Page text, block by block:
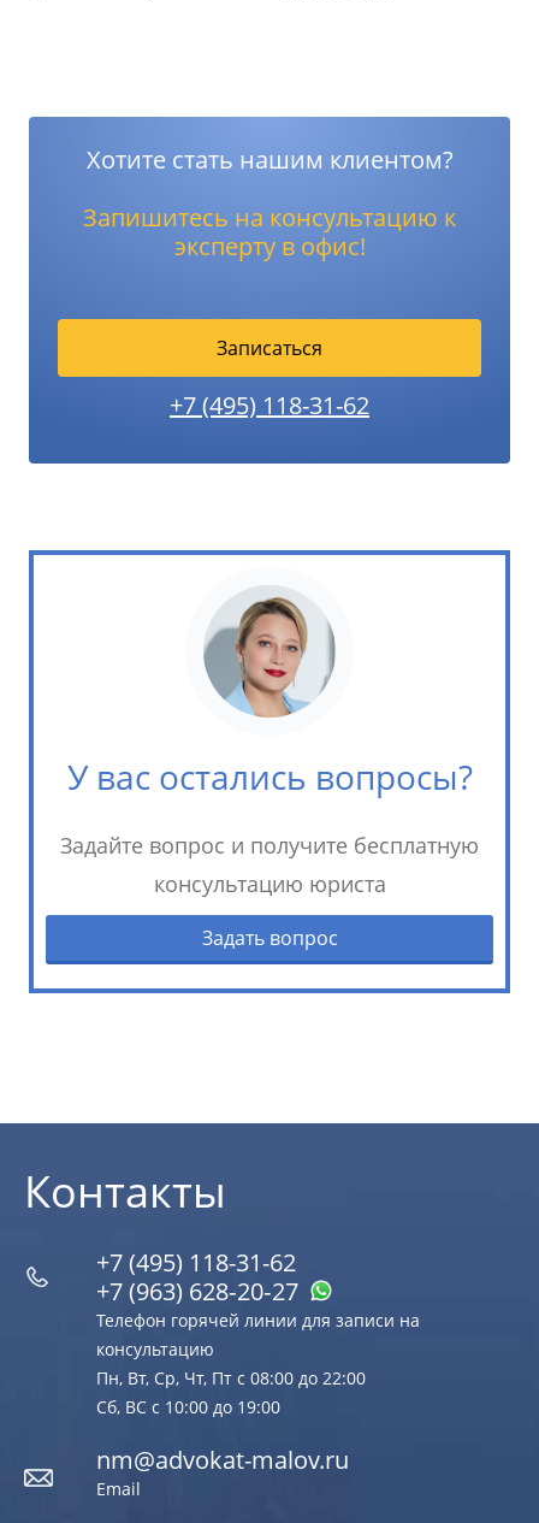
Хотите стать нашим клиентом?
Запишитесь на консультацию к
эксперту в офис!
Записаться
+7 (495) 118-31-62
У вас остались вопросы?
Задайте вопрос и получите бесплатную
консультацию юриста
Задать вопрос
Контакты
+7 (495) 118-31-62
+7 (963) 628‑20‑27
Телефон горячей линии для записи на
консультацию
Пн, Вт, Ср, Чт, Пт с 08:00 до 22:00
Сб, ВС с 10:00 до 19:00
nm@advokat-malov.ru
Email